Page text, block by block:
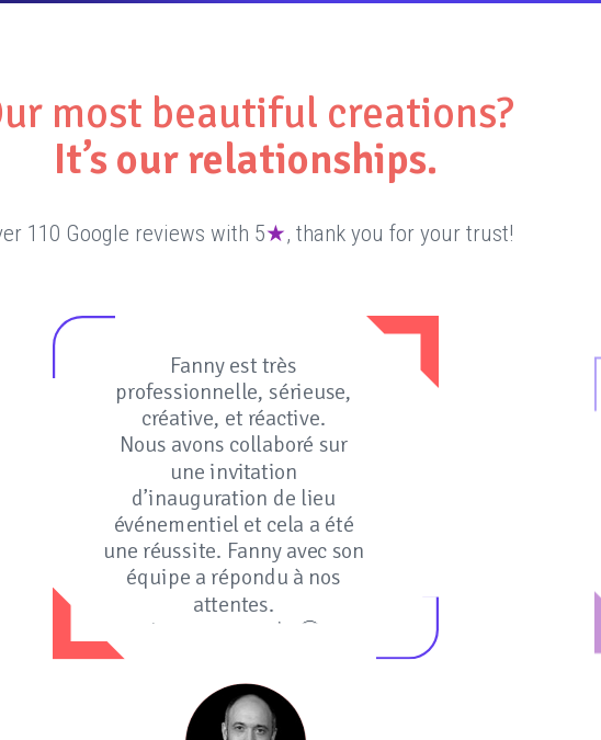
most beautiful creations?
It’s our relationships.
110 Google reviews with 5★, thank you for your trust!
Fanny est très
professionnelle, sérieuse,
créative, et réactive.
Nous avons collaboré sur
une invitation
d’inauguration de lieu
événementiel et cela a été
une réussite. Fanny avec son
équipe a répondu à nos
attentes.
Je recommande 🤗